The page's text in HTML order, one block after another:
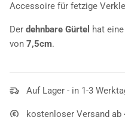
Accessoire für fetzige
Der dehnbare Gürtel hat
von 7,5cm.
Auf Lager - in 1-3
kostenloser Versand ab